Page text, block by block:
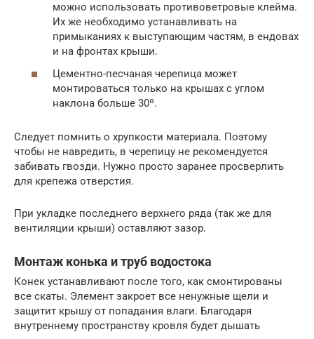
можно использовать противоветровые клейма.
Их же необходимо устанавливать на
примыканиях к выступающим частям, в ендовах
и на фронтах крыши.
Цементно-песчаная черепица может
монтироваться только на крышах с углом
наклона больше 30º.
Следует помнить о хрупкости материала. Поэтому
чтобы не навредить, в черепицу не рекомендуется
забивать гвозди. Нужно просто заранее просверлить
для крепежа отверстия.
При укладке последнего верхнего ряда (так же для
вентиляции крыши) оставляют зазор.
Монтаж конька и труб водостока
Конек устанавливают после того, как смонтированы
все скаты. Элемент закроет все ненужные щели и
защитит крышу от попадания влаги. Благодаря
внутреннему пространству кровля будет дышать